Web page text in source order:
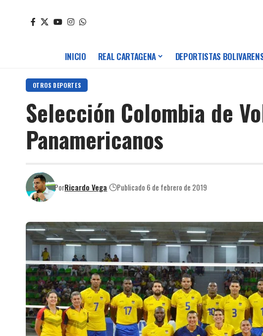
INICIO REAL CARTAGENA DEPORTISTAS
OTROS DEPORTES
Selección Colombia de
Panamericanos
PorRicardo Vega Publicado 6 de febrero de 2019